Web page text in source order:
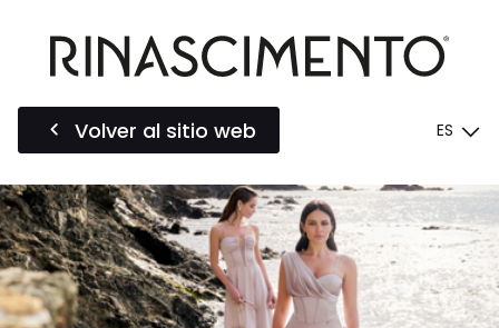
Volver al sitio web ES